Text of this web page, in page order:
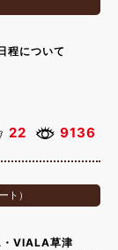
程について
22 9136
ト）
・VIALA草津